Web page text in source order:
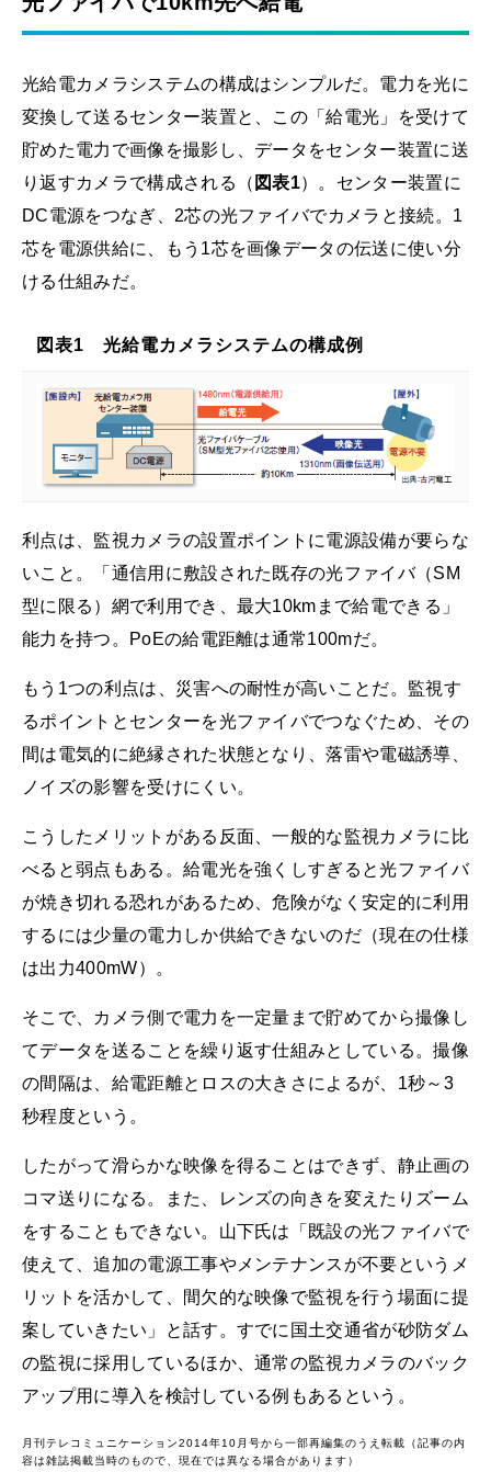
光給電カメラシステムの構成はシンプルだ。電力を光に
変換して送るセンター装置と、この「給電光」を受けて
貯めた電力で画像を撮影し、データをセンター装置に送
り返すカメラで構成される（ 図表1）。センター装置に
DC電源をつなぎ、2芯の光ファイバでカメラと接続。1
芯を電源供給に、もう1芯を画像データの伝送に使い分
ける仕組みだ。
図表1 光給電カメラシステムの構成例
利点は、監視カメラの設置ポイントに電源設備が要らな
いこと。「通信用に敷設された既存の光ファイバ（SM
型に限る）網で利用でき、最大10kmまで給電できる」
能力を持つ。PoEの給電距離は通常100mだ。
もう1つの利点は、災害への耐性が高いことだ。監視す
るポイントとセンターを光ファイバでつなぐため、その
間は電気的に絶縁された状態となり、落雷や電磁誘導、
ノイズの影響を受けにくい。
こうしたメリットがある反面、一般的な監視カメラに比
べると弱点もある。給電光を強くしすぎると光ファイバ
が焼き切れる恐れがあるため、危険がなく安定的に利用
するには少量の電力しか供給できないのだ（現在の仕様
は出力400mW）。
そこで、カメラ側で電力を一定量まで貯めてから撮像し
てデータを送ることを繰り返す仕組みとしている。撮像
の間隔は、給電距離とロスの大きさによるが、1秒～3
秒程度という。
したがって滑らかな映像を得ることはできず、静止画の
コマ送りになる。また、レンズの向きを変えたりズーム
をすることもできない。山下氏は「既設の光ファイバで
使えて、追加の電源工事やメンテナンスが不要というメ
リットを活かして、間欠的な映像で監視を行う場面に提
案していきたい」と話す。すでに国土交通省が砂防ダム
の監視に採用しているほか、通常の監視カメラのバック
アップ用に導入を検討している例もあるという。
月刊テレコミュニケーション2014年10月号から一部再編集のうえ転載（記事の内
容は雑誌掲載当時のもので、現在では異なる場合があります）